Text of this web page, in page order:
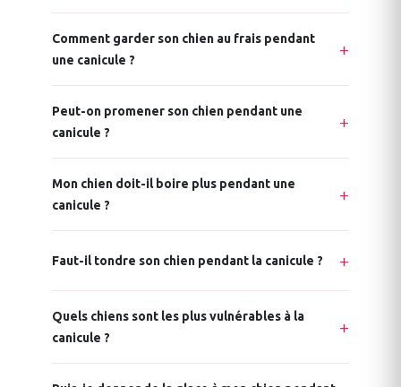
Comment garder son chien au frais pendant
une canicule ?
Peut-on promener son chien pendant une
canicule ?
Mon chien doit-il boire plus pendant une
canicule ?
Faut-il tondre son chien pendant la canicule ?
Quels chiens sont les plus vulnérables à la
canicule ?